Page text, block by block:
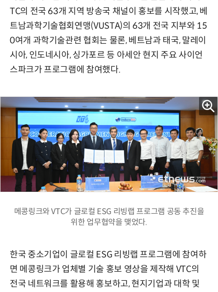
TC의 전국 63개 지역 방송국 채널이 홍보를 시작했고, 베
트남과학기술협회연맹(VUSTA)의 63개 전국 지부와 15
0여개 과학기술관련 협회는 물론, 베트남과 태국, 말레이
시아, 인도네시아, 싱가포르 등 아세안 현지 주요 사이언
스파크가 프로그램에 참여했다.
메콩링크와 VTC가 글로컬 ESG 리빙랩 프로그램 공동 추진을
위한 업무협약을 맺었다.
한국 중소기업이 글로컬 ESG 리빙랩 프로그램에 참여하
면 메콩링크가 업체별 기술 홍보 영상을 제작해 VTC의
전국 네트워크를 활용해 홍보하고, 현지기업과 대학 및